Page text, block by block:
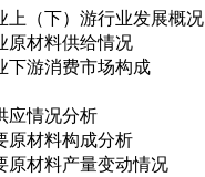
（下）游行业发展概况
材料供给情况
游消费市场构成
应情况分析
材料构成分析
材料产量变动情况